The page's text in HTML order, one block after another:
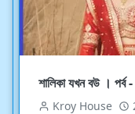
শালিকা যখন বউ । পর্ব
Kroy House